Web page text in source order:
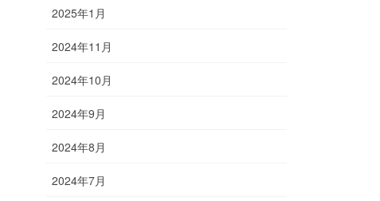
2025年1月
2024年11月
2024年10月
2024年9月
2024年8月
2024年7月